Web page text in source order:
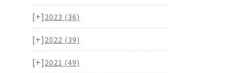
[+]2023 (36)
[+]2022 (39)
[+]2021 (49)